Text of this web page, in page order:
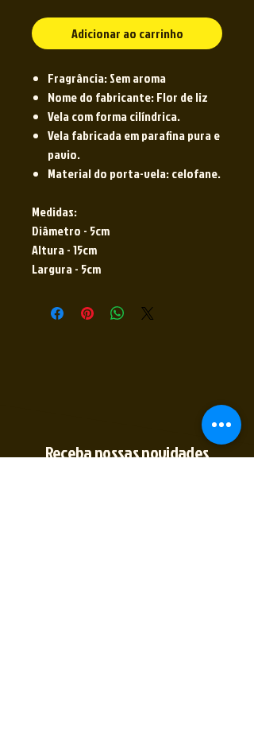
Adicionar ao carrinho
Fragrância: Sem aroma
Nome do fabricante: Flor de liz
Vela com forma cilíndrica.
Vela fabricada em parafina pura e
pavio.
Material do porta-vela: celofane.
Medidas:
Diâmetro - 5cm
Altura - 15cm
Largura - 5cm
Receba nossas novidades